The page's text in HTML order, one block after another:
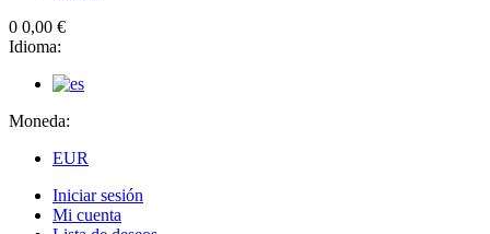
0 0,00 €
Idioma:
Moneda:
EUR
Iniciar sesión
Mi cuenta